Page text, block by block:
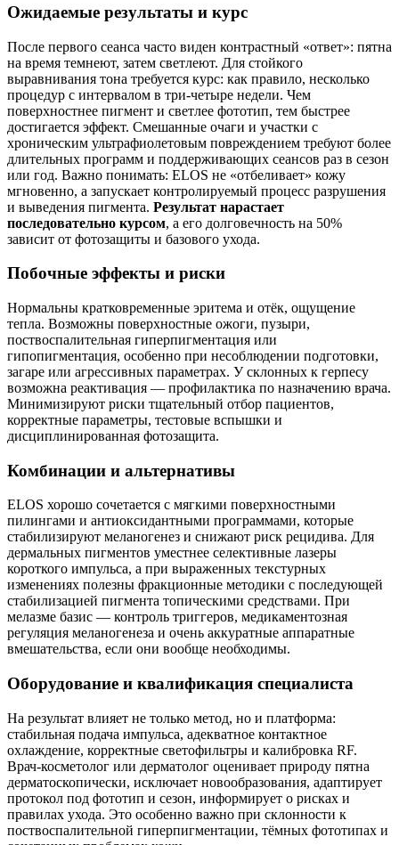
Ожидаемые результаты и курс
После первого сеанса часто виден контрастный «ответ»: пятна
на время темнеют, затем светлеют. Для стойкого
выравнивания тона требуется курс: как правило, несколько
процедур с интервалом в три‑четыре недели. Чем
поверхностнее пигмент и светлее фототип, тем быстрее
достигается эффект. Смешанные очаги и участки с
хроническим ультрафиолетовым повреждением требуют более
длительных программ и поддерживающих сеансов раз в сезон
или год. Важно понимать: ELOS не «отбеливает» кожу
мгновенно, а запускает контролируемый процесс разрушения
и выведения пигмента. Результат нарастает
последовательно курсом, а его долговечность на 50%
зависит от фотозащиты и базового ухода.
Побочные эффекты и риски
Нормальны кратковременные эритема и отёк, ощущение
тепла. Возможны поверхностные ожоги, пузыри,
поствоспалительная гиперпигментация или
гипопигментация, особенно при несоблюдении подготовки,
загаре или агрессивных параметрах. У склонных к герпесу
возможна реактивация — профилактика по назначению врача.
Минимизируют риски тщательный отбор пациентов,
корректные параметры, тестовые вспышки и
дисциплинированная фотозащита.
Комбинации и альтернативы
ELOS хорошо сочетается с мягкими поверхностными
пилингами и антиоксидантными программами, которые
стабилизируют меланогенез и снижают риск рецидива. Для
дермальных пигментов уместнее селективные лазеры
короткого импульса, а при выраженных текстурных
изменениях полезны фракционные методики с последующей
стабилизацией пигмента топическими средствами. При
мелазме базис — контроль триггеров, медикаментозная
регуляция меланогенеза и очень аккуратные аппаратные
вмешательства, если они вообще необходимы.
Оборудование и квалификация специалиста
На результат влияет не только метод, но и платформа:
стабильная подача импульса, адекватное контактное
охлаждение, корректные светофильтры и калибровка RF.
Врач‑косметолог или дерматолог оценивает природу пятна
дерматоскопически, исключает новообразования, адаптирует
протокол под фототип и сезон, информирует о рисках и
правилах ухода. Это особенно важно при склонности к
поствоспалительной гиперпигментации, тёмных фототипах и